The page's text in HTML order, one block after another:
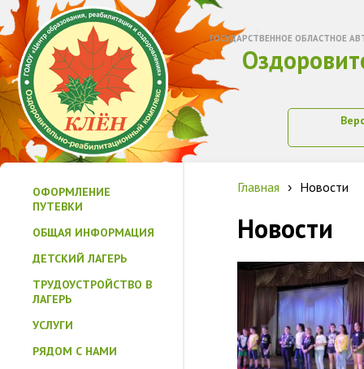
ГОСУДАРСТВЕННОЕ ОБЛАСТНОЕ
ОФОРМЛЕНИЕ
ПУТЕВКИ
ОБЩАЯ ИНФОРМАЦИЯ
ДЕТСКИЙ ЛАГЕРЬ
ТРУДОУСТРОЙСТВО В
ЛАГЕРЬ
УСЛУГИ
РЯДОМ С НАМИ
Главная › Новости
Новости